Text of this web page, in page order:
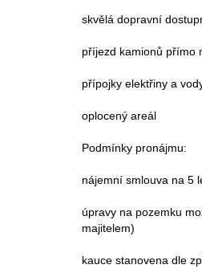
skvělá dopravní
příjezd kamionů přímo
přípojky elektřiny a
oplocený areál
Podmínky pronájmu:
nájemní smlouva na 5
úpravy na pozemku
majitelem)
kauce stanovena dle